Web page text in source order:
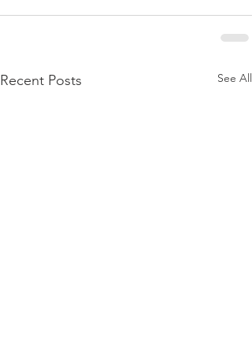
Recent Posts See All